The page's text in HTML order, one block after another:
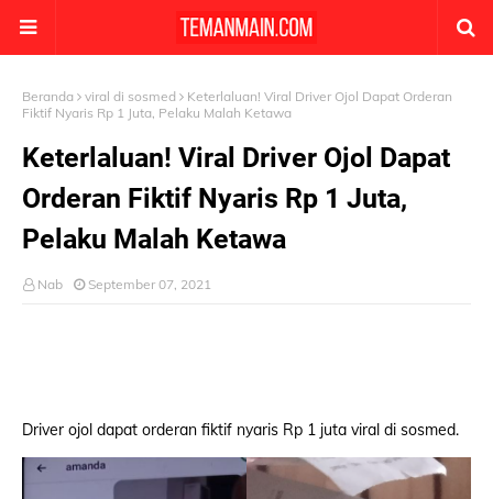
Beranda viral di sosmed
Keterlaluan! Viral Driver Ojol Dapat Orderan
Fiktif Nyaris Rp 1 Juta, Pelaku Malah Ketawa
Keterlaluan! Viral Driver Ojol Dapat
Orderan Fiktif Nyaris Rp 1 Juta,
Pelaku Malah Ketawa
Nab September 07, 2021
Driver ojol dapat orderan fiktif nyaris Rp 1 juta viral di sosmed.